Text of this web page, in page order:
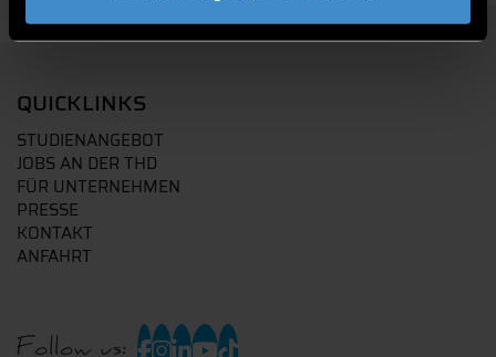
QUICKLINKS
STUDIENANGEBOT
JOBS AN DER THD
FÜR UNTERNEHMEN
PRESSE
KONTAKT
ANFAHRT
Follow us: